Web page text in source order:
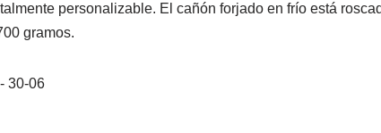
personalizable. El cañón forjado en frío está
gramos.